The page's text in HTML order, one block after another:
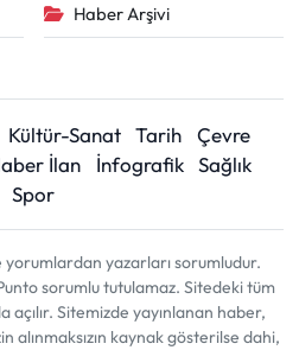
Haber Arşivi
Kültür-Sanat Tarih
Çevre
İlan İnfografik Sağlık
Spor
yazarları sorumludur.
sorumlu tutulamaz. Sitedeki tüm
Sitemizde yayınlanan haber,
alınmaksızın kaynak gösterilse dahi,